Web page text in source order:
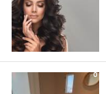
0